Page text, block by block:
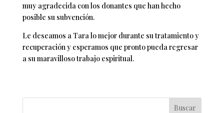
muy agradecida con los donantes que han hecho
posible su subvención.
Le deseamos a Tara lo mejor durante su tratamiento y
recuperación y esperamos que pronto pueda regresar
a su maravilloso trabajo espiritual.
Buscar